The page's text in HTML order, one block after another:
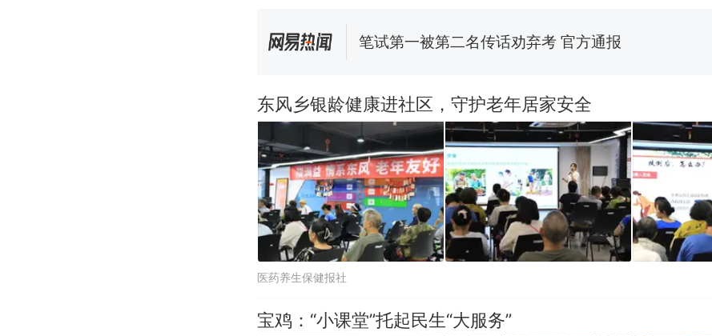
佛山一中学招聘物理教师，笔试前13名均遭淘汰？教
招聘，成立调查组全面核查
享界G9车型预售价公布：43.98万起
热 那个在床头放菜刀的女孩，因老师一句“跟我回家
东风乡银龄健康进社区，守护老年居家安全
医药养生保健报社
宝鸡：“小课堂”托起民生“大服务”